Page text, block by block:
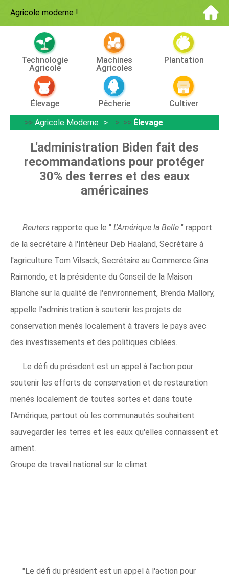
Agricole moderne !
Technologie
Agricole
Machines
Agricoles
Plantation
Élevage Pêcherie
Cultiver
>> Agricole Moderne > >> Élevage
L'administration Biden fait des
recommandations pour protéger
30% des terres et des eaux
américaines
Reuters rapporte que le " L'Amérique la Belle " rapport
de la secrétaire à l'Intérieur Deb Haaland, Secrétaire à
l'agriculture Tom Vilsack, Secrétaire au Commerce Gina
Raimondo, et la présidente du Conseil de la Maison
Blanche sur la qualité de l'environnement, Brenda Mallory,
appelle l'administration à soutenir les projets de
conservation menés localement à travers le pays avec
des investissements et des politiques ciblées.
Le défi du président est un appel à l'action pour
soutenir les efforts de conservation et de restauration
menés localement de toutes sortes et dans toute
l'Amérique, partout où les communautés souhaitent
sauvegarder les terres et les eaux qu'elles connaissent et
aiment.
Groupe de travail national sur le climat
"Le défi du président est un appel à l'action pour